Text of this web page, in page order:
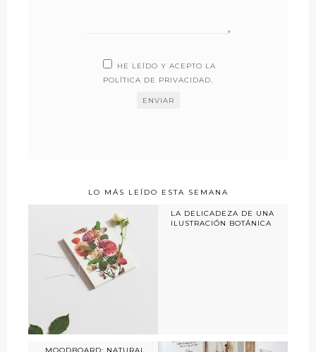
HE LEÍDO Y ACEPTO LA
POLÍTICA DE PRIVACIDAD.
LO MÁS LEÍDO ESTA SEMANA
LA DELICADEZA DE UNA
ILUSTRACIÓN BOTÁNICA